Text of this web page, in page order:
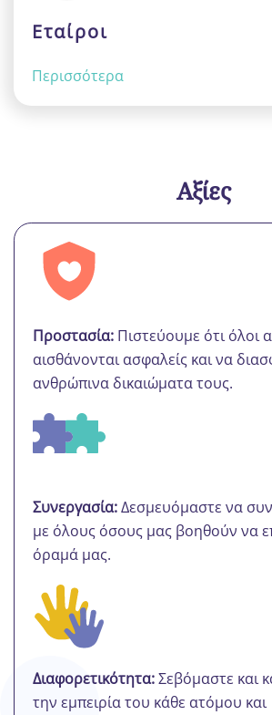
Εταίροι
Περισσότερα
Αξίες
Προστασία: Πιστεύουμε ότι όλοι
αισθάνονται ασφαλείς και να
ανθρώπινα δικαιώματα τους.
Συνεργασία:Δεσμευόμαστε να
με όλους όσους μας βοηθούν να
όραμά μας.
Διαφορετικότητα:Σεβόμαστε και
την εμπειρία του κάθε ατόμου και